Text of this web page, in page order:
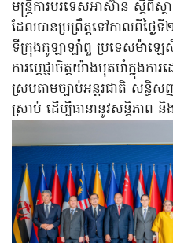
មន្ត្រីការបរទេសអាស៊ាន ស្តីពីស្ថ
ដែលបានប្រព្រឹត្តទៅកាលពីថ្ងៃ
ទីក្រុងគូឡាឡាំពួ ប្រទេសម៉ាឡេស៊ី
ការប្តេជ្ញាចិត្តយ៉ាងមុតមាំក្នុង
ស្របតាមច្បាប់អន្តរជាតិ សន្ធិស
ស្រាប់ ដើម្បីធានានូវសន្តិភាព និ